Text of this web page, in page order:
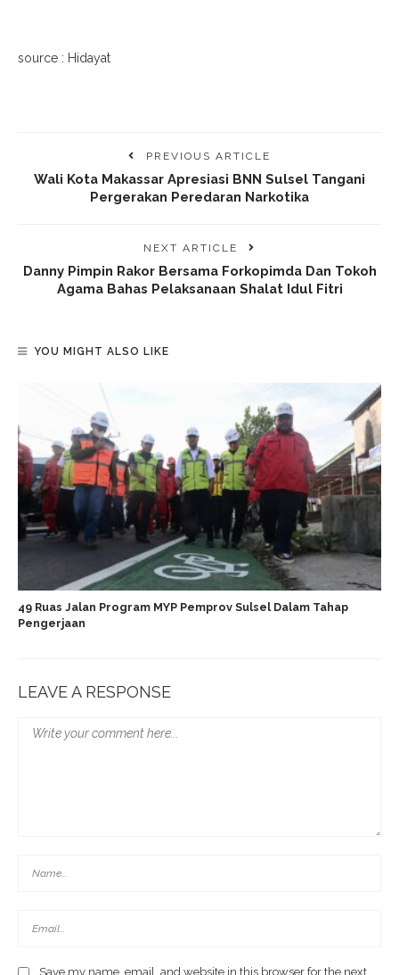
source : Hidayat
PREVIOUS ARTICLE
Wali Kota Makassar Apresiasi BNN Sulsel Tangani
Pergerakan Peredaran Narkotika
NEXT ARTICLE
Danny Pimpin Rakor Bersama Forkopimda Dan Tokoh
Agama Bahas Pelaksanaan Shalat Idul Fitri
YOU MIGHT ALSO LIKE
49 Ruas Jalan Program MYP Pemprov Sulsel Dalam Tahap
Pengerjaan
LEAVE A RESPONSE
Save my name, email, and website in this browser for the next